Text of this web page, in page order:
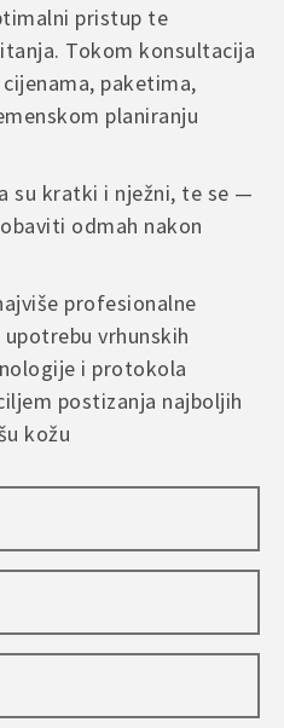
pristup te
Tokom konsultacija
paketima,
planiranju
su kratki i nježni, te se —
odmah nakon
profesionalne
vrhunskih
i protokola
postizanja najboljih
kožu